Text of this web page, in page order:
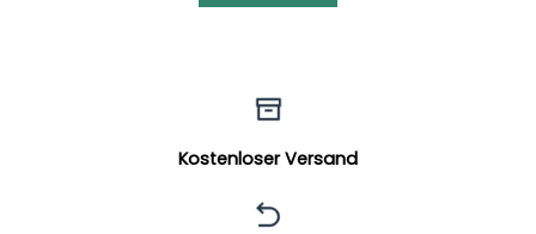
Kostenloser Versand